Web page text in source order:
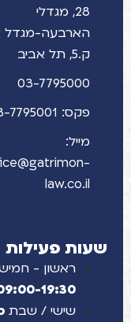
28, מגדלי
הארבעה-מגדל
ק.5, תל אביב
03-7795000
פקס: 03-7795001
מייל:
law.co.il
שעות פעילות
ראשון -
19:30
שישי / שבת